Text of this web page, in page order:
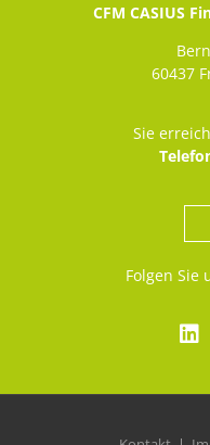
CFM CASIUS
60437
Sie
Folgen Sie